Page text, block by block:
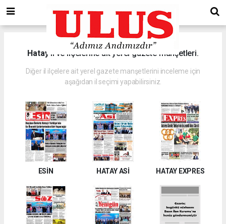
Hatay il ve ilçelerine ait yerel gazete manşetleri.
Diğer il ilçelere ait yerel gazete manşetlerini inceleme için
aşağıdan il seçimi yapabilirsiniz.
ESİN HATAY ASİ HATAY EXPRES